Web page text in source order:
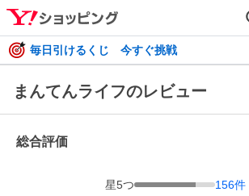
毎日引けるくじ 今すぐ挑戦
まんてんライフのレビュー
総合評価
星5つ 156件